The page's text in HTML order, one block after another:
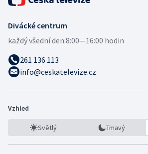
Divácké centrum
každý všední den:8:00—16:00 hodin
261 136 113
info@ceskatelevize.cz
Vzhled
Světlý Tmavý